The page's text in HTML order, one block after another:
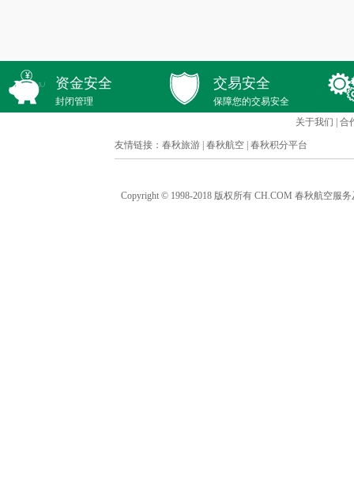
资金安全
封闭管理
交易安全
保障您的交易安全
关于我们
合
友情链接： 春秋旅游 春秋航空 春秋积分平台
Copyright © 1998-2018 版权所有 CH.COM 春秋航空服